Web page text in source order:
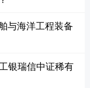
与海洋工程装备
银瑞信中证稀有